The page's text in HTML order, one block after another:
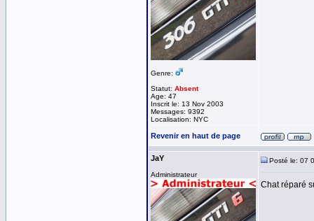
Genre:
Statut: Absent
Age: 47
Inscrit le: 13 Nov 2003
Messages: 9392
Localisation: NYC
Revenir en haut de page
JaY
Administrateur
Posté le: 07
Chat réparé